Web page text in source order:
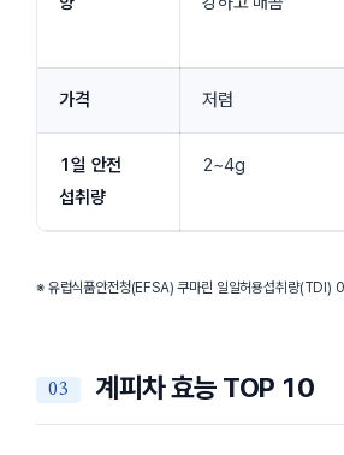
가격 저렴
1일 안전
섭취량
2~4g
※ 유럽식품안전청(EFSA) 쿠마린 일일허용섭취량
계피차 효능 TOP 10